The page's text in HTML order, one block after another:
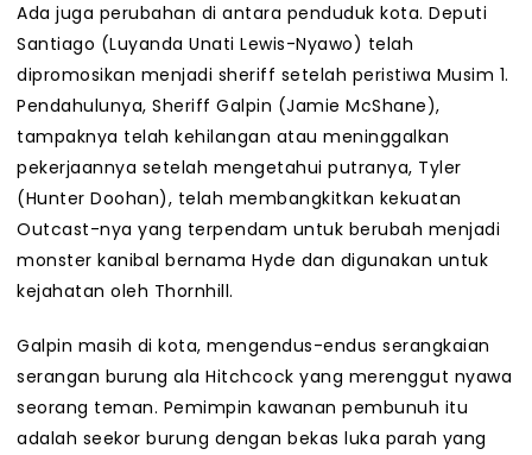
Ada juga perubahan di antara penduduk kota. Deputi
Santiago (Luyanda Unati Lewis-Nyawo) telah
dipromosikan menjadi sheriff setelah peristiwa Musim 1.
Pendahulunya, Sheriff Galpin (Jamie McShane),
tampaknya telah kehilangan atau meninggalkan
pekerjaannya setelah mengetahui putranya, Tyler
(Hunter Doohan), telah membangkitkan kekuatan
Outcast-nya yang terpendam untuk berubah menjadi
monster kanibal bernama Hyde dan digunakan untuk
kejahatan oleh Thornhill.
Galpin masih di kota, mengendus-endus serangkaian
serangan burung ala Hitchcock yang merenggut nyawa
seorang teman. Pemimpin kawanan pembunuh itu
adalah seekor burung dengan bekas luka parah yang